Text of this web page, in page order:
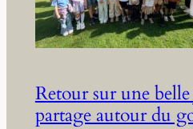
Retour sur une
partage autour du